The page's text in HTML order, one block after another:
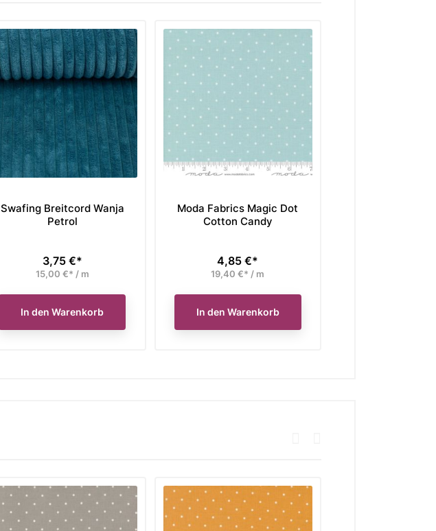
Swafing Breitcord Wanja
Petrol
Preis
3,75 €*
15,00 €* / m
In den Warenkorb
Moda Fabrics Magic Dot
Cotton Candy
Preis
4,85 €*
19,40 €* / m
In den Warenkorb